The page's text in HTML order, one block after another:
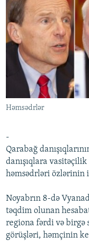
MULTIMEDIA
VIDEO
FOTOQALEREYA
İNFOQRAFIKA
KARIKATURA
RADIO ARXIV
OXU ZALI
AZƏRBAYCAN ƏDƏBIYYATI
İSLAM VƏ DEMOKRATIYA
İZ - MƏDƏNIYYƏT
HAQQIMIZDA
MISSIYAMIZ
PEŞƏ ETIKASI VƏ
MATERIALLARIMIZDAN
AZADLIQRADIOSU MOBIL
XƏBƏR BÜLLETENLƏRIMIZ
BIZI IZLƏ
RFE/RL-in bütün
Həmsədrlər
-
Qarabağ
danışıqlara
həmsədrləri özlərinin
Noyabrın 8-də
təqdim olunan
regiona fərdi və birgə
görüşləri, həmçinin